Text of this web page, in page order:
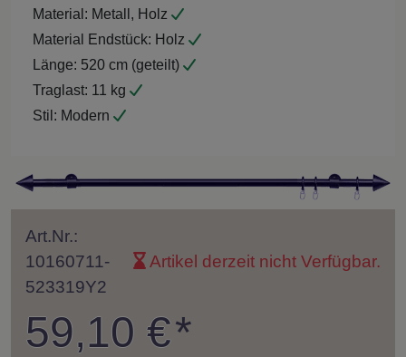
Material: Metall, Holz
Material Endstück: Holz
Länge: 520 cm (geteilt)
Traglast: 11 kg
Stil: Modern
Art.Nr.:
10160711-
523319Y2
Artikel derzeit nicht Verfügbar.
59,10 €*